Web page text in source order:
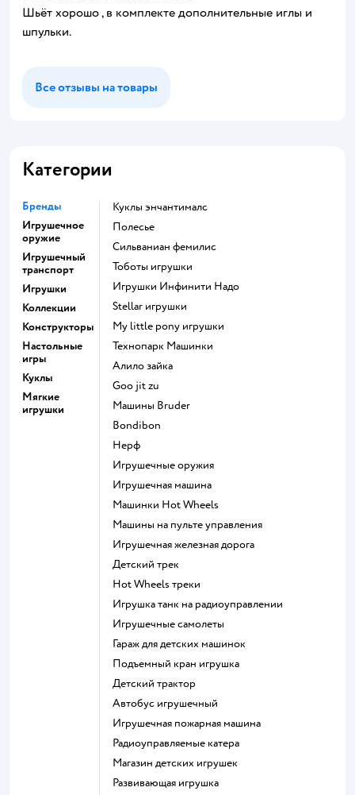
Шьёт хорошо , в комплекте дополнительные иглы и
шпульки.
Все отзывы на товары
Категории
Бренды
Игрушечное
оружие
Игрушечный
транспорт
Игрушки
Коллекции
Конструкторы
Настольные
игры
Куклы
Мягкие
игрушки
Куклы энчантималс
Полесье
Сильваниан фемилис
Тоботы игрушки
Игрушки Инфинити Надо
Stellar игрушки
my little pony игрушки
Технопарк Машинки
Алило зайка
Goo jit zu
Машины Bruder
Bondibon
Нерф
Игрушечные оружия
Игрушечная машина
Машинки Hot Wheels
Машины на пульте управления
Игрушечная железная дорога
Детский трек
Hot Wheels треки
Игрушка танк на радиоуправлении
Игрушечные самолеты
Гараж для детских машинок
Подъемный кран игрушка
Детский трактор
Автобус игрушечный
Игрушечная пожарная машина
Радиоуправляемые катера
Магазин детских игрушек
Развивающая игрушка